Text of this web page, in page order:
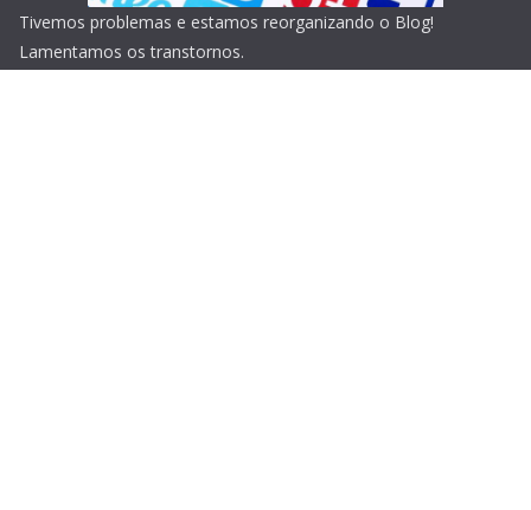
Tivemos problemas e estamos reorganizando o Blog!
Lamentamos os transtornos.